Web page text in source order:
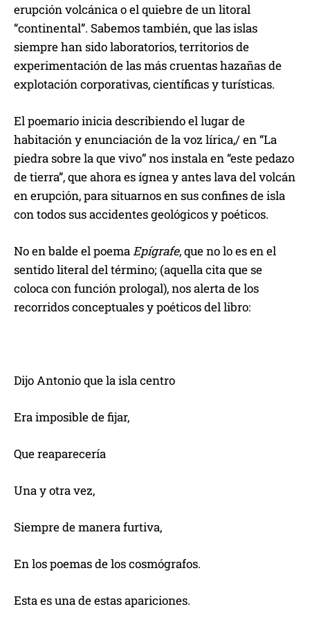
erupción volcánica o el quiebre de un litoral
“continental”. Sabemos también, que las islas
siempre han sido laboratorios, territorios de
experimentación de las más cruentas hazañas de
explotación corporativas, científicas y turísticas.
El poemario inicia describiendo el lugar de
habitación y enunciación de la voz lírica,/ en “La
piedra sobre la que vivo” nos instala en “este pedazo
de tierra”, que ahora es ígnea y antes lava del volcán
en erupción, para situarnos en sus confines de isla
con todos sus accidentes geológicos y poéticos.
No en balde el poemaEpígrafe, que no lo es en el
sentido literal del término; (aquella cita que se
coloca con función prologal), nos alerta de los
recorridos conceptuales y poéticos del libro:
Dijo Antonio que la isla centro
Era imposible de fijar,
Que reaparecería
Una y otra vez,
Siempre de manera furtiva,
En los poemas de los cosmógrafos.
Esta es una de estas apariciones.